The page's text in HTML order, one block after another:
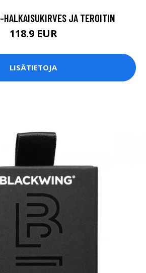
HALKAISUKIRVES JA TEROITIN
118.9 EUR
LISÄTIETOJA